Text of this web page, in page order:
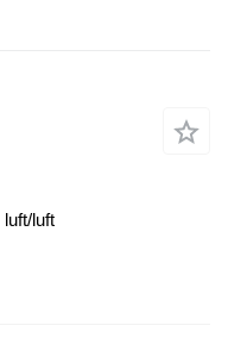
luft/luft